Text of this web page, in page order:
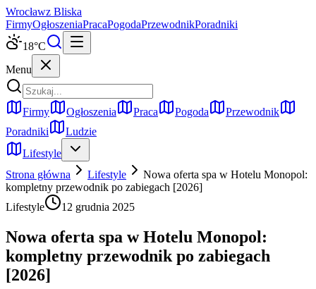
Wrocławz Bliska
FirmyOgłoszeniaPracaPogodaPrzewodnikPoradniki
18°C
Menu
Firmy Ogłoszenia Praca Pogoda
Przewodnik
Poradniki
Ludzie
Lifestyle
Strona główna
Lifestyle
Nowa oferta spa w Hotelu Monopol:
kompletny przewodnik po zabiegach [2026]
Lifestyle
12 grudnia 2025
Nowa oferta spa w Hotelu Monopol:
kompletny przewodnik po zabiegach
[2026]